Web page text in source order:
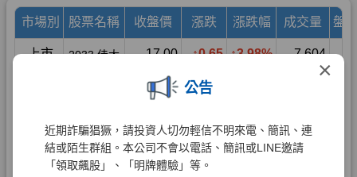
×
公告
近期詐騙猖獗，請投資人切勿輕信不明來電、簡訊、連
結或陌生群組。本公司不會以電話、簡訊或LINE邀請
「領取飆股」、「明牌體驗」等。